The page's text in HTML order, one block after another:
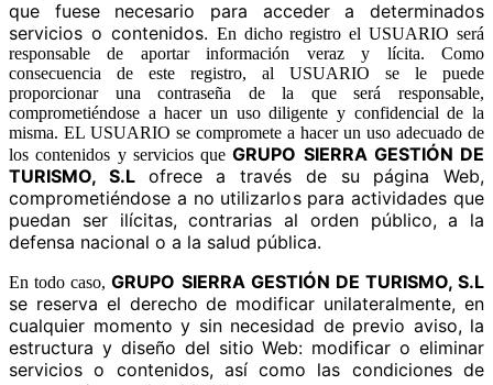
que fuese necesario para acceder a determinados
servicios o contenidos. En dicho registro el USUARIO será
responsable de aportar información veraz y lícita. Como
consecuencia de este registro, al USUARIO se le puede
proporcionar una contraseña de la que será responsable,
comprometiéndose a hacer un uso diligente y confidencial de la
misma. EL USUARIO se compromete a hacer un uso adecuado de
los contenidos y servicios queGRUPO SIERRA GESTIÓN DE
TURISMO, S.L ofrece a través de su página Web,
comprometiéndose a no utilizarlos para actividades que
puedan ser ilícitas, contrarias al orden público, a la
defensa nacional o a la salud pública.
En todo caso,GRUPO SIERRA GESTIÓN DE TURISMO, S.L
se reserva el derecho de modificar unilateralmente, en
cualquier momento y sin necesidad de previo aviso, la
estructura y diseño del sitio Web: modificar o eliminar
servicios o contenidos, así como las condiciones de